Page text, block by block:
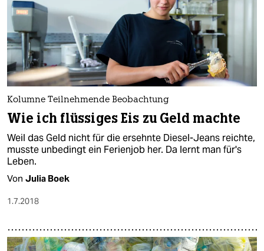
Kolumne Teilnehmende Beobachtung
Wie ich flüssiges Eis zu Geld machte
Weil das Geld nicht für die ersehnte Diesel-Jeans reichte,
musste unbedingt ein Ferienjob her. Da lernt man für's
Leben.
Von Julia Boek
1.7.2018